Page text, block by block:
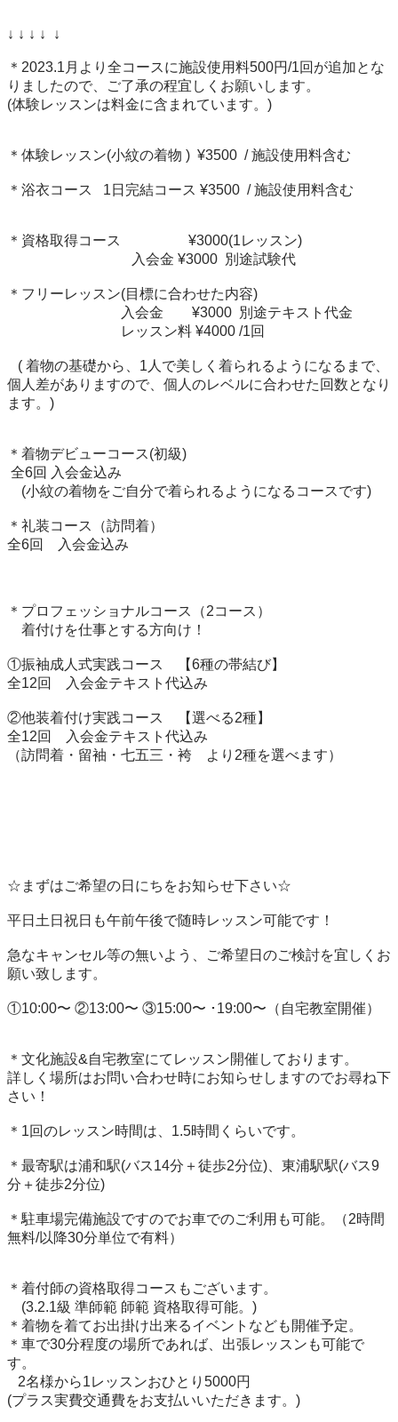
↓ ↓ ↓ ↓  ↓
＊2023.1月より全コースに施設使用料500円/1回が追加とな
りましたので、ご了承の程宜しくお願いします。
(体験レッスンは料金に含まれています。)
＊体験レッスン(小紋の着物 )  ¥3500  / 施設使用料含む
＊浴衣コース   1日完結コース ¥3500  / 施設使用料含む
＊資格取得コース                   ¥3000(1レッスン)
＊フリーレッスン(目標に合わせた内容)
個人差がありますので、個人のレベルに合わせた回数となり
ます。)
＊着物デビューコース(初級)
＊礼装コース（訪問着）
全6回　入会金込み
＊プロフェッショナルコース（2コース）
着付けを仕事とする方向け！
①振袖成人式実践コース　【6種の帯結び】
全12回　入会金テキスト代込み
②他装着付け実践コース　【選べる2種】
全12回　入会金テキスト代込み
（訪問着・留袖・七五三・袴　より2種を選べます）
☆まずはご希望の日にちをお知らせ下さい☆
平日土日祝日も午前午後で随時レッスン可能です！
急なキャンセル等の無いよう、ご希望日のご検討を宜しくお
願い致します。
①10:00〜 ②13:00〜 ③15:00〜 ･19:00〜（自宅教室開催）
＊文化施設&自宅教室にてレッスン開催しております。
詳しく場所はお問い合わせ時にお知らせしますのでお尋ね下
さい！
＊1回のレッスン時間は、1.5時間くらいです。
＊最寄駅は浦和駅(バス14分＋徒歩2分位)、東浦駅駅(バス9
分＋徒歩2分位)
＊駐車場完備施設ですのでお車でのご利用も可能。（2時間
無料/以降30分単位で有料）
＊着付師の資格取得コースもございます。
＊着物を着てお出掛け出来るイベントなども開催予定。
＊車で30分程度の場所であれば、出張レッスンも可能で
す。
(プラス実費交通費をお支払いいただきます。)